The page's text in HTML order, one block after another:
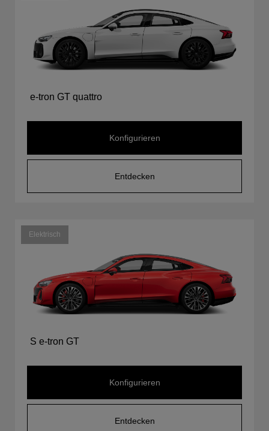
e-tron GT quattro
Konfigurieren
Entdecken
Elektrisch
S e-tron GT
Konfigurieren
Entdecken